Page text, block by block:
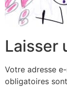
Laisser
Votre adresse
obligatoires